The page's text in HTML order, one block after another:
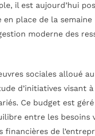
il est aujourd’hui
place de la semaine
moderne des
sociales alloué
d’initiatives visant à
Ce budget est
entre les besoins
de